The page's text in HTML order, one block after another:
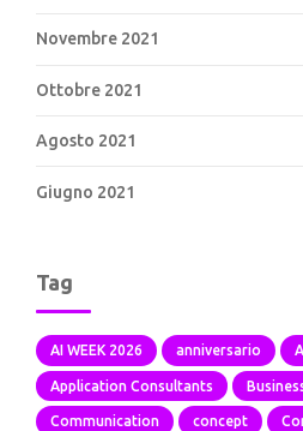
Novembre 2021
Ottobre 2021
Agosto 2021
Giugno 2021
Tag
AI WEEK 2026 anniversario
Application Consultants
Communication concept